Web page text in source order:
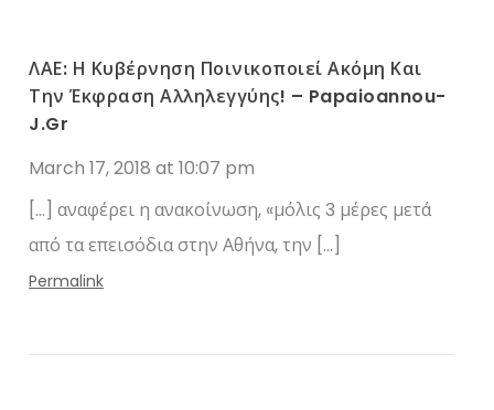
ΛΑΕ: Η Κυβέρνηση Ποινικοποιεί Ακόμη Και
Την Έκφραση Αλληλεγγύης! – Papaioannou-
J.gr
March 17, 2018 at 10:07 pm
[…] αναφέρει η ανακοίνωση, «μόλις 3 μέρες μετά
από τα επεισόδια στην Αθήνα, την […]
Permalink